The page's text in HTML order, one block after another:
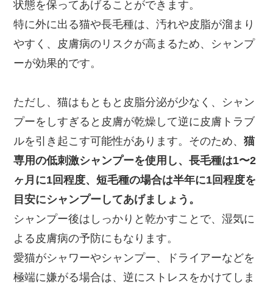
状態を保ってあげることができます。
特に外に出る猫や長毛種は、汚れや皮脂が溜まり
やすく、皮膚病のリスクが高まるため、シャンプ
ーが効果的です。
ただし、猫はもともと皮脂分泌が少なく、シャン
プーをしすぎると皮膚が乾燥して逆に皮膚トラブ
ルを引き起こす可能性があります。そのため、猫
専用の低刺激シャンプーを使用し、長毛種は1〜2
ヶ月に1回程度、短毛種の場合は半年に1回程度を
目安にシャンプーしてあげましょう。
シャンプー後はしっかりと乾かすことで、湿気に
よる皮膚病の予防にもなります。
愛猫がシャワーやシャンプー、ドライアーなどを
極端に嫌がる場合は、逆にストレスをかけてしま